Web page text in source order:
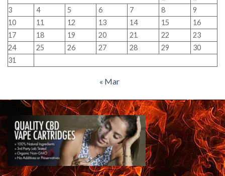
3
4 5 6 7 8
9
10
11 12 13 14 15
16
17
18 19 20 21 22
23
24
25 26 27 28 29
30
31
« Mar